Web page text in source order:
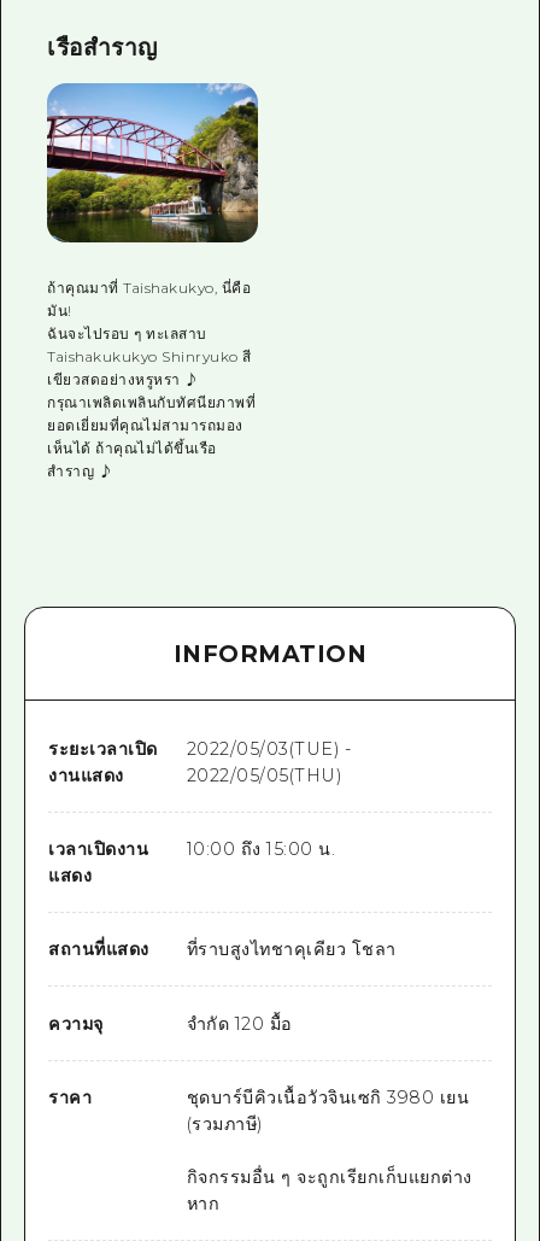
เรือสำราญ
ถ้าคุณมาที่ Taishakukyo, นี่คือ
มัน!
ฉันจะไปรอบ ๆ ทะเลสาบ
Taishakukukyo Shinryuko สี
เขียวสดอย่างหรูหรา ♪
กรุณาเพลิดเพลินกับทัศนียภาพที่
ยอดเยี่ยมที่คุณไม่สามารถมอง
เห็นได้ ถ้าคุณไม่ได้ขึ้นเรือ
สำราญ ♪
INFORMATION
ระยะเวลาเปิด
งานแสดง
2022/05/03(TUE) -
2022/05/05(THU)
เวลาเปิดงาน
แสดง
10:00 ถึง 15:00 น.
สถานที่แสดง ที่ราบสูงไทชาคุเคียว โชลา
ความจุ จำกัด 120 มื้อ
ราคา
ชุดบาร์บีคิวเนื้อวัวจินเซกิ 3980 เยน
(รวมภาษี)
กิจกรรมอื่น ๆ จะถูกเรียกเก็บแยกต่าง
หาก